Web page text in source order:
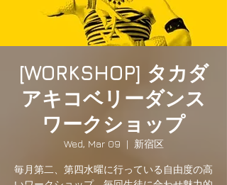
[WORKSHOP] タカダ
アキコベリーダンス
ワークショップ
Wed, Mar 09
  |
新宿区
毎月第二、第四水曜に行っている自由度の高